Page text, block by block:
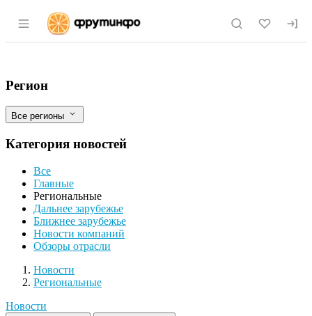
Раздел навигации по сайту fruitinfo.ru
Экспорт продовольственного гороха
Фильтры
Регион
Все регионы
Категория новостей
Все
Главные
Региональные
Дальнее зарубежье
Ближнее зарубежье
Новости компаний
Обзоры отрасли
Новости
Разделы
Новости
Региональные
Новости